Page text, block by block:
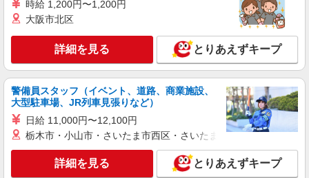
キープ 詳細を見る
アルバイト パート 派遣社員 紹介予定派遣
日研トータルソーシング株式会社 メディカルケア事業部/宇都宮オフ
ィス
未経験・無資格OKの介護スタッフ
時給1,300円〜1,400円 ★週払いOK（規定あ
り） ※給与幅は経験・能力による
栃木県栃木市 【最寄駅】東武日光線「静和
駅」 ★勤務地は3000ヶ所以上★ 自宅から通いや
すいエリアなど、お好きな勤務地をお選び下さ
い！！
キープ 詳細を見る
時給 1,200円〜1,200円
大阪市北区
詳細を見る とりあえずキープ
警備員スタッフ（イベント、道路、商業施設、
大型駐車場、JR列車見張りなど）
日給 11,000円〜12,100円
栃木市・小山市・さいたま市西区・さいたま市岩槻区・久喜市・
詳細を見る とりあえずキープ